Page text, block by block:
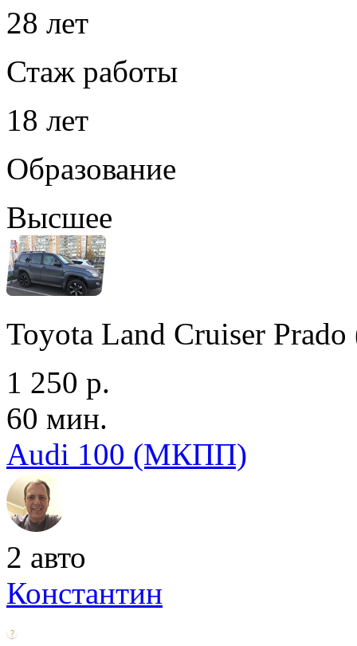
28 лет
Стаж работы
18 лет
Образование
Высшее
Toyota Land Cruiser
1 250 р.
60 мин.
Audi 100 (МКПП)
2 авто
Константин